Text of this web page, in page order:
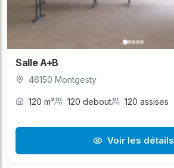
Salle A+B
46150 Montgesty
120 m² 120 debout 120 assises
Voir les détails